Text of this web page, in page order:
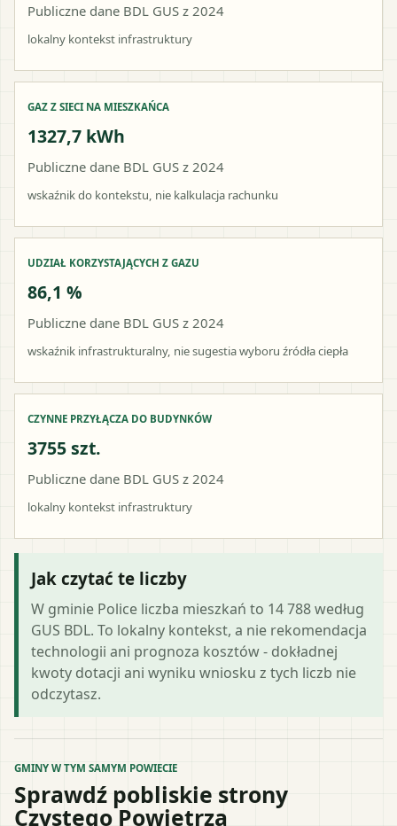
Publiczne dane BDL GUS z 2024
lokalny kontekst infrastruktury
GAZ Z SIECI NA MIESZKAŃCA
1327,7 kWh
Publiczne dane BDL GUS z 2024
wskaźnik do kontekstu, nie kalkulacja rachunku
UDZIAŁ KORZYSTAJĄCYCH Z GAZU
86,1 %
Publiczne dane BDL GUS z 2024
wskaźnik infrastrukturalny, nie sugestia wyboru źródła ciepła
CZYNNE PRZYŁĄCZA DO BUDYNKÓW
3755 szt.
Publiczne dane BDL GUS z 2024
lokalny kontekst infrastruktury
Jak czytać te liczby
W gminie Police liczba mieszkań to 14 788 według
GUS BDL. To lokalny kontekst, a nie rekomendacja
technologii ani prognoza kosztów - dokładnej
kwoty dotacji ani wyniku wniosku z tych liczb nie
odczytasz.
GMINY W TYM SAMYM POWIECIE
Sprawdź pobliskie strony
Czystego Powietrza